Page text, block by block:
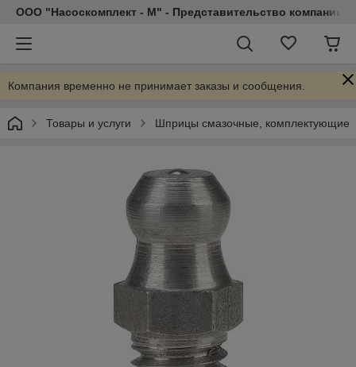
ООО "Насоскомплект - М" - Представительство компании
Компания временно не принимает заказы и сообщения.
Товары и услуги Шприцы смазочные, комплектующие